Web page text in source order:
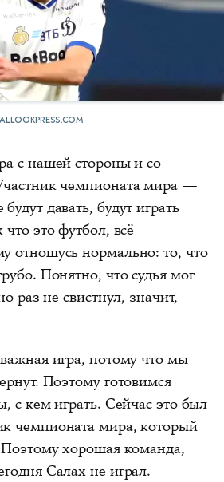
с нашей стороны и со
чемпионата мира —
давать, будут играть
это футбол, всё
отношусь нормально: то, что
Понятно, что судья мог
раз не свистнул, значит,
игра, потому что мы
Поэтому готовимся
с кем играть. Сейчас это был
чемпионата мира, который
Поэтому хорошая команда,
Салах не играл.